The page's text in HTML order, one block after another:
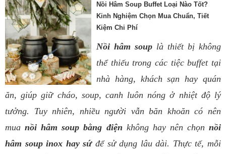
Nồi Hâm Soup Buffet Loại Nào Tốt?
Kinh Nghiệm Chọn Mua Chuẩn, Tiết
Kiệm Chi Phí
Nồi hâm soup là thiết bị không
thể thiếu trong các tiệc buffet tại
nhà hàng, khách sạn hay quán
ăn, giúp giữ cháo, soup, canh luôn nóng ở nhiệt độ lý
tưởng. Tuy nhiên, nhiều người vẫn băn khoăn có nên
muanồi hâm soup bằng điện không hay nên chọnnồi
hâm soup inox hay sứđể sử dụng lâu dài. Thực tế, mỗi